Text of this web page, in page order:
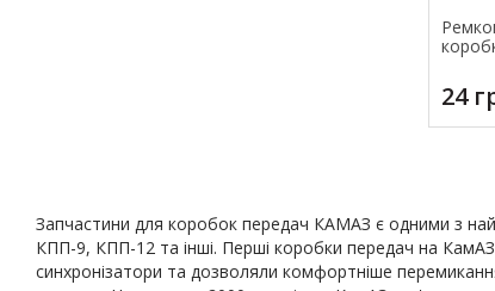
24
Запчастини для коробок передач КАМАЗ є одними з
КПП-9, КПП-12 та інші. Перші коробки передач на
синхронізатори та дозволяли комфортніше